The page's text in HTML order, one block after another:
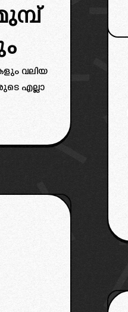
വലിയ
എല്ലാ